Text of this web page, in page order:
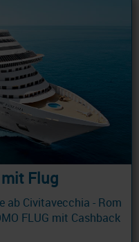
Flug
ab Civitavecchia - Rom
FLUG mit Cashback